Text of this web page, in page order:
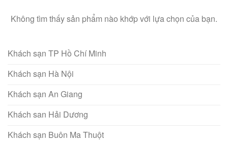
Không tìm thấy sản phẩm nào khớp với lựa chọn của bạn.
Khách sạn TP Hồ Chí Minh
Khách sạn Hà Nội
Khách sạn An Giang
Khách san Hải Dương
Khách sạn Buôn Ma Thuột